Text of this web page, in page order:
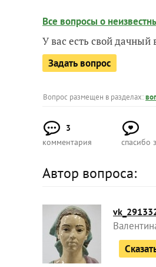
Все вопросы о
У вас есть свой
Задать вопрос
Вопрос размещен в разделах:
3
комментария
спасибо
Автор вопроса: